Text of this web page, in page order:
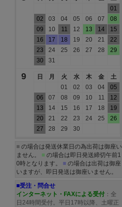
01
02
03 04 05 06 07
08
09
10 11 12 13 14
15
16
17 18 19 20 21
22
23
24 25 26 27 28
29
30
31
9 日 月 火 水 木 金
土
01
02 03 04
05
06
07 08 09 10 11
12
13
14 15 16 17 18
19
20
21 22 23 24 25
26
27
28 29 30
■ の場合は発送休業日の為出荷は御座い
ません。 ■ の場合は即日発送締切午前1
0時となります。 ■ の場合は出荷は御座
いますが、即日発送は御座いません。
■受注・問合せ
インターネット・FAXによる受付 ：全
日24時間受付。平日17時以降、土曜正